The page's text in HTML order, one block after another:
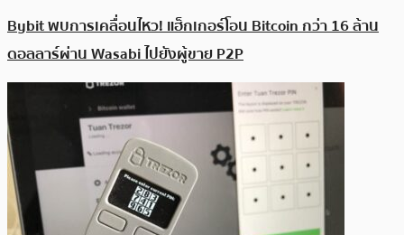
Bybit พบการเคลื่อนไหว! แฮ็กเกอร์โอน Bitcoin กว่า 16 ล้าน
ดอลลาร์ผ่าน Wasabi ไปยังผู้ขาย P2P